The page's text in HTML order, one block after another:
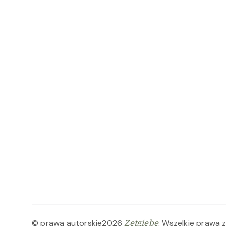
© prawa autorskie2026Zetgiebe. Wszelkie prawa